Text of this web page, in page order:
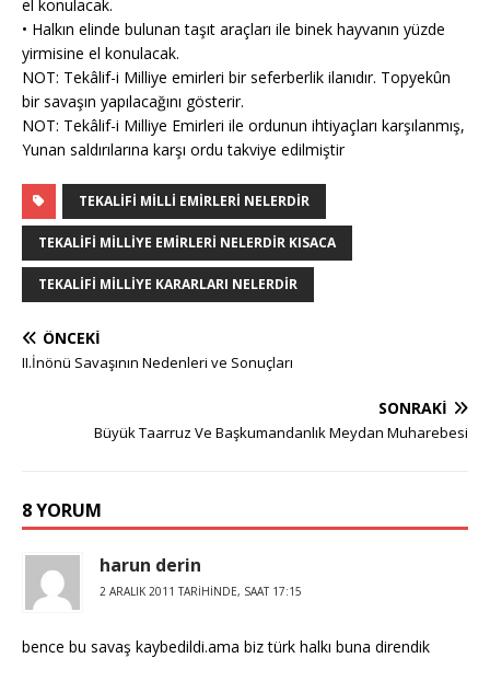
el konulacak.
• Halkın elinde bulunan taşıt araçları ile binek hayvanın yüzde
yirmisine el konulacak.
NOT: Tekâlif-i Milliye emirleri bir seferberlik ilanıdır. Topyekûn
bir savaşın yapılacağını gösterir.
NOT: Tekâlif-i Milliye Emirleri ile ordunun ihtiyaçları karşılanmış,
Yunan saldırılarına karşı ordu takviye edilmiştir
TEKALIFI MILLI EMIRLERI NELERDIR
TEKALIFI MILLIYE EMIRLERI NELERDIR KISACA
TEKALIFI MILLIYE KARARLARI NELERDIR
ÖNCEKI
II.İnönü Savaşının Nedenleri ve Sonuçları
SONRAKI
Büyük Taarruz Ve Başkumandanlık Meydan Muharebesi
8 YORUM
harun derin
2 ARALIK 2011 TARIHINDE, SAAT 17:15
bence bu savaş kaybedildi.ama biz türk halkı buna direndik